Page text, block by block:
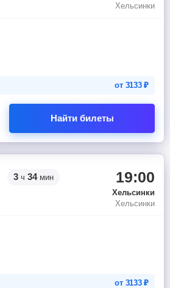
Хельсинки
от 3133₽
Найти билеты
3 ч 34мин 19:00
Хельсинки
Хельсинки
от 3133₽